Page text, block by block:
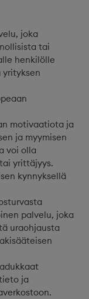
joka
tai
henkilölle
yrityksen
motivaatiota ja
ja myymisen
voi olla
yrittäjyys.
kynnyksellä
palvelu, joka
uraohjausta
ja